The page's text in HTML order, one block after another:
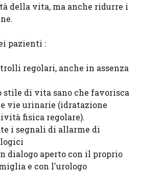
della vita, ma anche ridurre i
pazienti :
regolari, anche in assenza
stile di vita sano che favorisca
vie urinarie (idratazione
fisica regolare).
i segnali di allarme di
dialogo aperto con il proprio
e con l'urologo